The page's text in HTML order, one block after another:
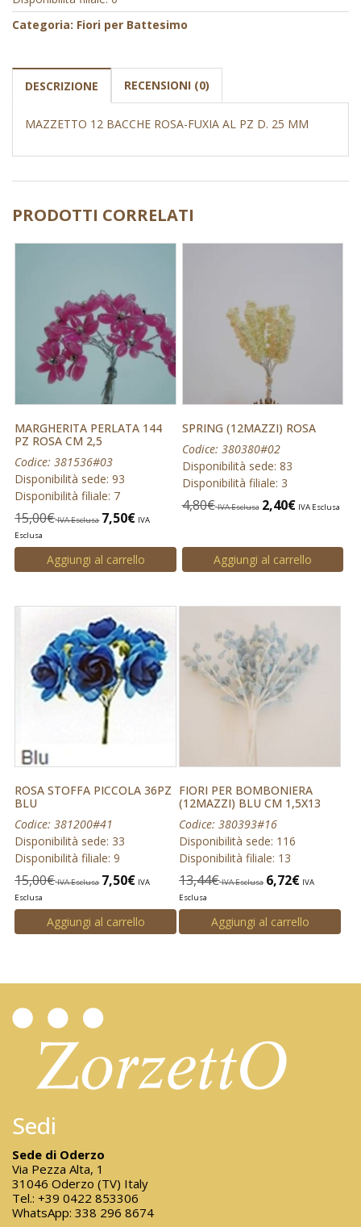
Categoria: Fiori per Battesimo
DESCRIZIONE RECENSIONI (0)
MAZZETTO 12 BACCHE ROSA-FUXIA AL PZ D. 25 MM
PRODOTTI CORRELATI
MARGHERITA PERLATA 144
PZ ROSA CM 2,5
Codice: 381536#03
Disponibilità sede: 93
Disponibilità filiale: 7
15,00€ IVA Esclusa 7,50€ IVA
Esclusa
Aggiungi al carrello
SPRING (12MAZZI) ROSA
Codice: 380380#02
Disponibilità sede: 83
Disponibilità filiale: 3
4,80€ IVA Esclusa 2,40€ IVA Esclusa
Aggiungi al carrello
ROSA STOFFA PICCOLA 36PZ
BLU
Codice: 381200#41
Disponibilità sede: 33
Disponibilità filiale: 9
15,00€ IVA Esclusa 7,50€ IVA
Esclusa
Aggiungi al carrello
FIORI PER BOMBONIERA
(12MAZZI) BLU CM 1,5X13
Codice: 380393#16
Disponibilità sede: 116
Disponibilità filiale: 13
13,44€ IVA Esclusa 6,72€ IVA
Esclusa
Aggiungi al carrello
Sedi
Sede di Oderzo
Via Pezza Alta, 1
31046 Oderzo (TV) Italy
Tel.: +39 0422 853306
WhatsApp: 338 296 8674